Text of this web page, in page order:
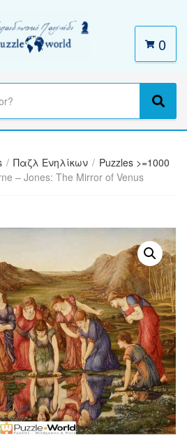
S
e
a
c
0
/ Παζλ Ενηλίκων / Puzzles >=1000
– Jones: The Mirror of Venus